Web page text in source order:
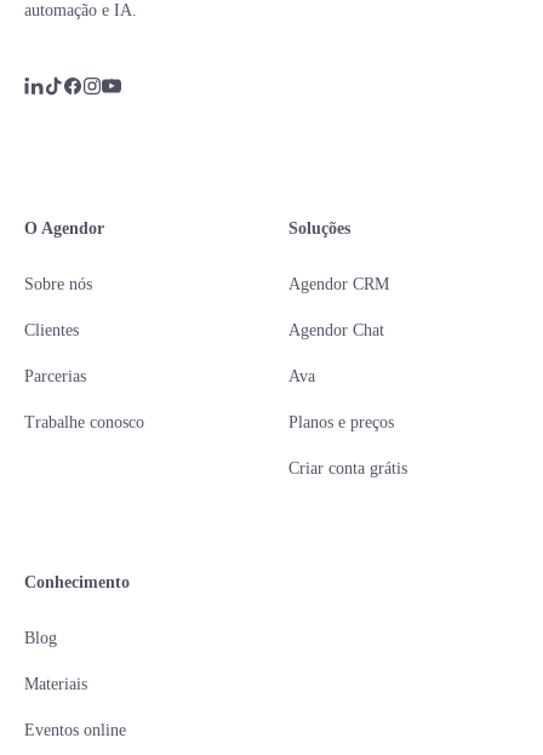
automação e IA.
O Agendor
Sobre nós
Clientes
Parcerias
Trabalhe conosco
Soluções
Agendor CRM
Agendor Chat
Ava
Planos e preços
Criar conta grátis
Conhecimento
Blog
Materiais
Eventos online